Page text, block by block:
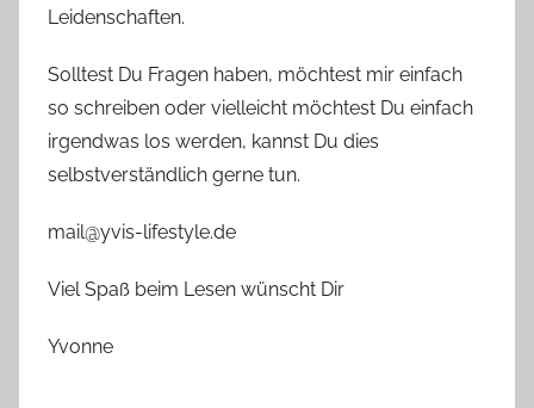
Leidenschaften.
Solltest Du Fragen haben, möchtest mir einfach
so schreiben oder vielleicht möchtest Du einfach
irgendwas los werden, kannst Du dies
selbstverständlich gerne tun.
mail@yvis-lifestyle.de
Viel Spaß beim Lesen wünscht Dir
Yvonne